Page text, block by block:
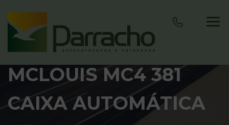
MCLOUIS MC4 381
CAIXA AUTOMÁTICA